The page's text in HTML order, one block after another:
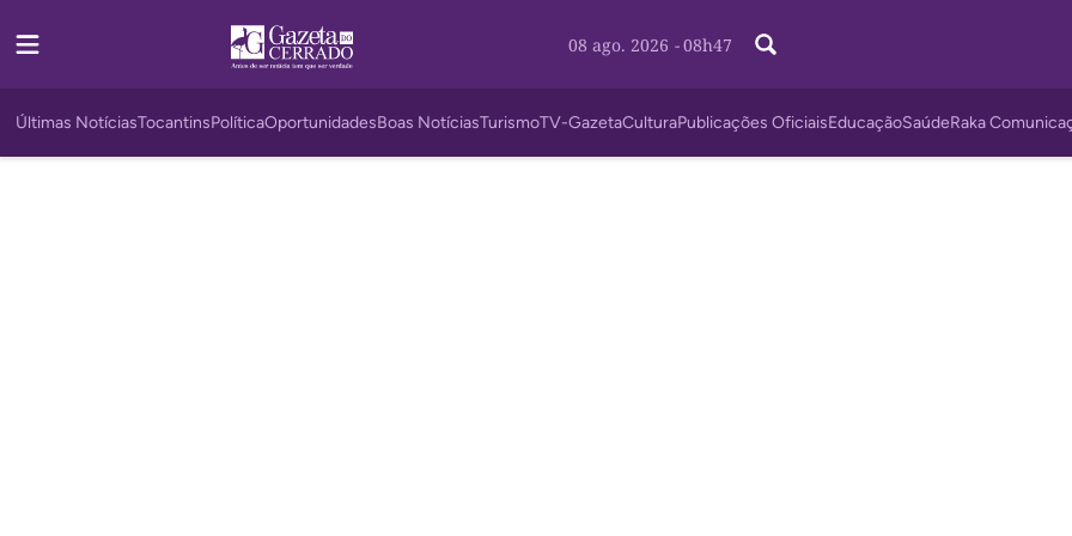
08 ago. 2026 - 08h47
Últimas NotíciasTocantinsPolíticaOportunidadesBoas NotíciasTurismoTV-GazetaCulturaPublicações OficiaisEducaçãoSaúdeRaka